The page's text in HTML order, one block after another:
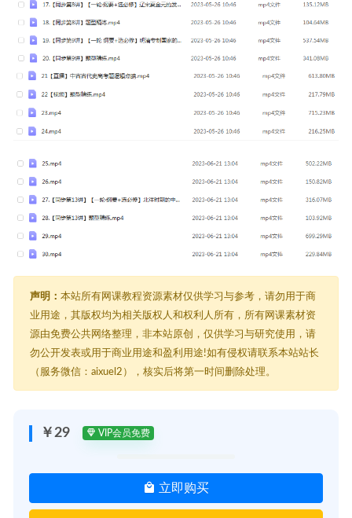
声明： 本站所有网课教程资源素材仅供学习与参考，请勿用于商
业用途，其版权均为相关版权人和权利人所有，所有网课素材资
源由免费公共网络整理，非本站原创，仅供学习与研究使用，请
勿公开发表或用于商业用途和盈利用途!如有侵权请联系本站站长
（服务微信：aixuel2），核实后将第一时间删除处理。
￥29 VIP会员免费
立即购买